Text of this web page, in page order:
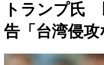
トランプ氏
告「台湾侵攻